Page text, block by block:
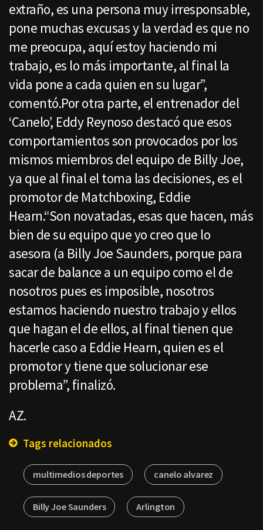
extraño, es una persona muy irresponsable,
pone muchas excusas y la verdad es que no
me preocupa, aquí estoy haciendo mi
trabajo, es lo más importante, al final la
vida pone a cada quien en su lugar”,
comentó.Por otra parte, el entrenador del
‘Canelo’, Eddy Reynoso destacó que esos
comportamientos son provocados por los
mismos miembros del equipo de Billy Joe,
ya que al final el toma las decisiones, es el
promotor de Matchboxing, Eddie
Hearn.“Son novatadas, esas que hacen, más
bien de su equipo que yo creo que lo
asesora (a Billy Joe Saunders, porque para
sacar de balance a un equipo como el de
nosotros pues es imposible, nosotros
estamos haciendo nuestro trabajo y ellos
que hagan el de ellos, al final tienen que
hacerle caso a Eddie Hearn, quien es el
promotor y tiene que solucionar ese
problema”, finalizó.
AZ.
Tags relacionados
multimedios deportes canelo alvarez
Billy Joe Saunders Arlington